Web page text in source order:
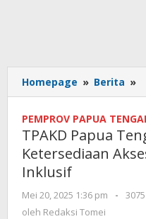
Homepage » Berita »
PEMPROV PAPUA
TPAKD Papua
Ketersediaan
Inklusif
Mei 20, 2025 1:36 pm
oleh
-
oleh Redaksi Tomei